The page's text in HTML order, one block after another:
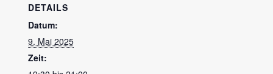
DETAILS
Datum:
9. Mai 2025
Zeit: